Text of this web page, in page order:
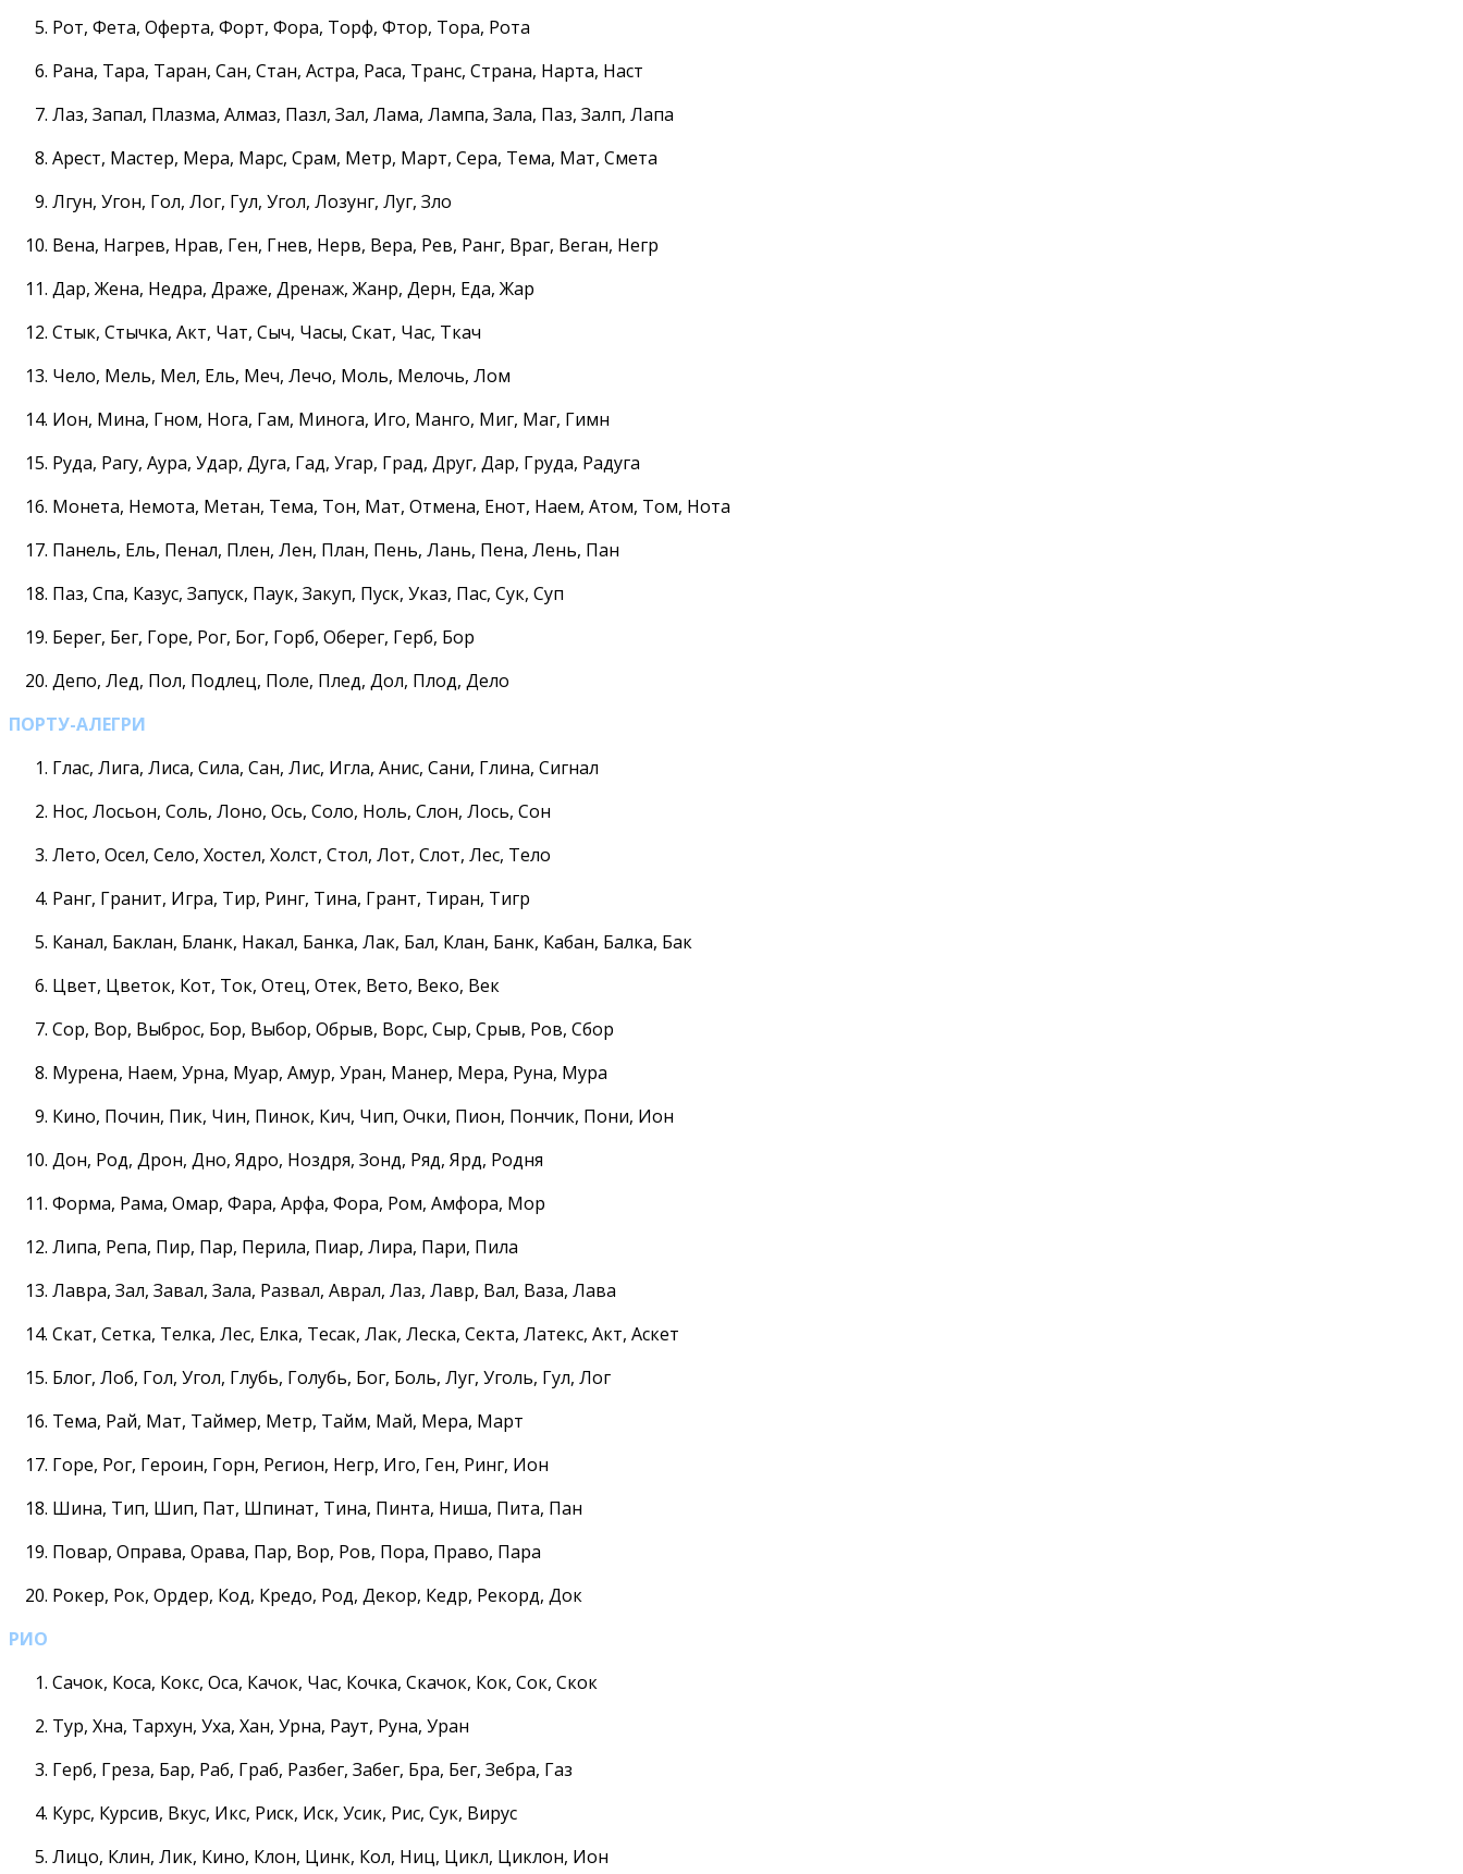
Рот, Фета, Оферта, Форт, Фора, Торф, Фтор, Тора, Рота
Рана, Тара, Таран, Сан, Стан, Астра, Раса, Транс, Страна, Нарта, Наст
Лаз, Запал, Плазма, Алмаз, Пазл, Зал, Лама, Лампа, Зала, Паз, Залп, Лапа
Арест, Мастер, Мера, Марс, Срам, Метр, Март, Сера, Тема, Мат, Смета
Лгун, Угон, Гол, Лог, Гул, Угол, Лозунг, Луг, Зло
Вена, Нагрев, Нрав, Ген, Гнев, Нерв, Вера, Рев, Ранг, Враг, Веган, Негр
Дар, Жена, Недра, Драже, Дренаж, Жанр, Дерн, Еда, Жар
Стык, Стычка, Акт, Чат, Сыч, Часы, Скат, Час, Ткач
Чело, Мель, Мел, Ель, Меч, Лечо, Моль, Мелочь, Лом
Ион, Мина, Гном, Нога, Гам, Минога, Иго, Манго, Миг, Маг, Гимн
Руда, Рагу, Аура, Удар, Дуга, Гад, Угар, Град, Друг, Дар, Груда, Радуга
Монета, Немота, Метан, Тема, Тон, Мат, Отмена, Енот, Наем, Атом, Том, Нота
Панель, Ель, Пенал, Плен, Лен, План, Пень, Лань, Пена, Лень, Пан
Паз, Спа, Казус, Запуск, Паук, Закуп, Пуск, Указ, Пас, Сук, Суп
Берег, Бег, Горе, Рог, Бог, Горб, Оберег, Герб, Бор
Депо, Лед, Пол, Подлец, Поле, Плед, Дол, Плод, Дело
ПОРТУ-АЛЕГРИ
Глас, Лига, Лиса, Сила, Сан, Лис, Игла, Анис, Сани, Глина, Сигнал
Нос, Лосьон, Соль, Лоно, Ось, Соло, Ноль, Слон, Лось, Сон
Лето, Осел, Село, Хостел, Холст, Стол, Лот, Слот, Лес, Тело
Ранг, Гранит, Игра, Тир, Ринг, Тина, Грант, Тиран, Тигр
Канал, Баклан, Бланк, Накал, Банка, Лак, Бал, Клан, Банк, Кабан, Балка, Бак
Цвет, Цветок, Кот, Ток, Отец, Отек, Вето, Веко, Век
Сор, Вор, Выброс, Бор, Выбор, Обрыв, Ворс, Сыр, Срыв, Ров, Сбор
Мурена, Наем, Урна, Муар, Амур, Уран, Манер, Мера, Руна, Мура
Кино, Почин, Пик, Чин, Пинок, Кич, Чип, Очки, Пион, Пончик, Пони, Ион
Дон, Род, Дрон, Дно, Ядро, Ноздря, Зонд, Ряд, Ярд, Родня
Форма, Рама, Омар, Фара, Арфа, Фора, Ром, Амфора, Мор
Липа, Репа, Пир, Пар, Перила, Пиар, Лира, Пари, Пила
Лавра, Зал, Завал, Зала, Развал, Аврал, Лаз, Лавр, Вал, Ваза, Лава
Скат, Сетка, Телка, Лес, Елка, Тесак, Лак, Леска, Секта, Латекс, Акт, Аскет
Блог, Лоб, Гол, Угол, Глубь, Голубь, Бог, Боль, Луг, Уголь, Гул, Лог
Тема, Рай, Мат, Таймер, Метр, Тайм, Май, Мера, Март
Горе, Рог, Героин, Горн, Регион, Негр, Иго, Ген, Ринг, Ион
Шина, Тип, Шип, Пат, Шпинат, Тина, Пинта, Ниша, Пита, Пан
Повар, Оправа, Орава, Пар, Вор, Ров, Пора, Право, Пара
Рокер, Рок, Ордер, Код, Кредо, Род, Декор, Кедр, Рекорд, Док
РИО
Сачок, Коса, Кокс, Оса, Качок, Час, Кочка, Скачок, Кок, Сок, Скок
Тур, Хна, Тархун, Уха, Хан, Урна, Раут, Руна, Уран
Герб, Греза, Бар, Раб, Граб, Разбег, Забег, Бра, Бег, Зебра, Газ
Курс, Курсив, Вкус, Икс, Риск, Иск, Усик, Рис, Сук, Вирус
Лицо, Клин, Лик, Кино, Клон, Цинк, Кол, Ниц, Цикл, Циклон, Ион